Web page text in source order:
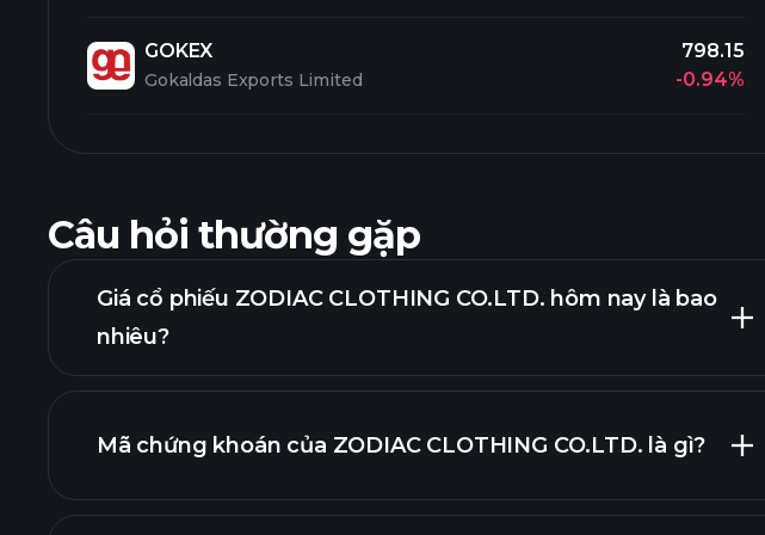
GOKEX
Gokaldas Exports Limited
798.15
-0.94%
Câu hỏi thường gặp
Giá cổ phiếu ZODIAC CLOTHING CO.LTD. hôm nay là bao
nhiêu?
đồ nâng cao
Mã chứng khoán của ZODIAC CLOTHING CO.LTD. là gì?